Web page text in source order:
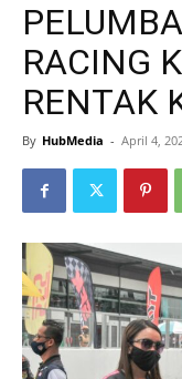
RACING
RENTAK
By HubMedia - April 4,